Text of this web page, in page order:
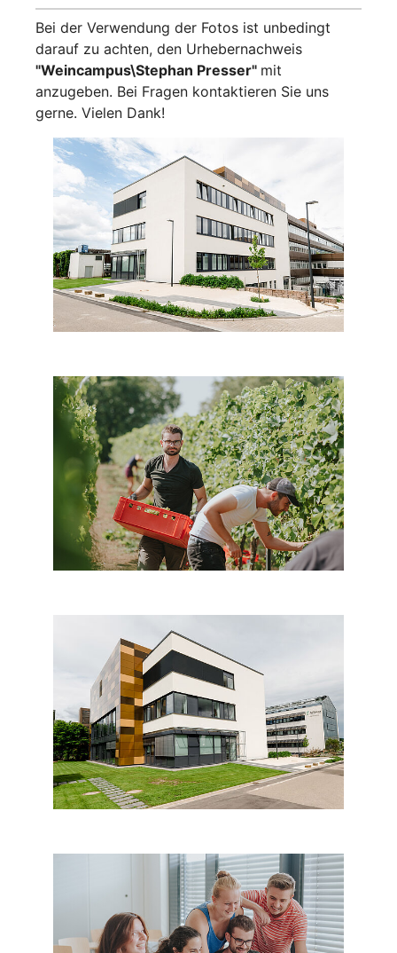
Bei der Verwendung der Fotos ist unbedingt
darauf zu achten, den Urhebernachweis
"Weincampus\Stephan Presser" mit
anzugeben. Bei Fragen kontaktieren Sie uns
gerne. Vielen Dank!